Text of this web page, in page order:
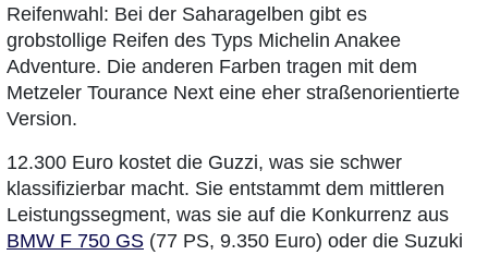
Reifenwahl: Bei der Saharagelben gibt es
grobstollige Reifen des Typs Michelin Anakee
Adventure. Die anderen Farben tragen mit dem
Metzeler Tourance Next eine eher straßenorientierte
Version.
12.300 Euro kostet die Guzzi, was sie schwer
klassifizierbar macht. Sie entstammt dem mittleren
Leistungssegment, was sie auf die Konkurrenz aus
BMW F 750 GS (77 PS, 9.350 Euro) oder die Suzuki